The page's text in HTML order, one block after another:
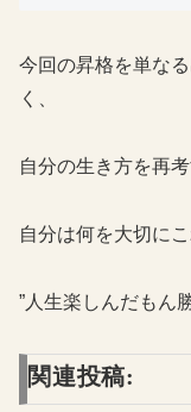
今回の昇格を単な
く、
自分の生き方を再
自分は何を大切に
”人生楽しんだもん
関連投稿: